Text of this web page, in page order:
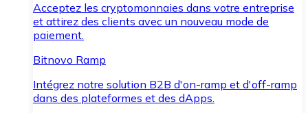
Acceptez les cryptomonnaies dans votre entreprise
et attirez des clients avec un nouveau mode de
paiement.
Bitnovo Ramp
Intégrez notre solution B2B d'on-ramp et d'off-ramp
dans des plateformes et des dApps.